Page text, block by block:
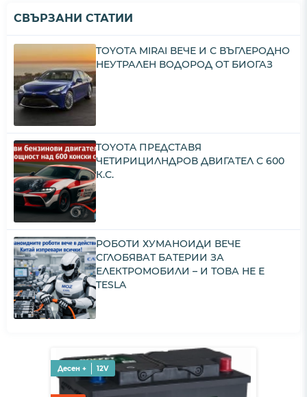
СВЪРЗАНИ СТАТИИ
TOYOTA MIRAI ВЕЧЕ И С ВЪГЛЕРОДНО
НЕУТРАЛЕН ВОДОРОД ОТ БИОГАЗ
TOYOTA ПРЕДСТАВЯ
ЧЕТИРИЦИЛНДРОВ ДВИГАТЕЛ С 600
К.С.
РОБОТИ ХУМАНОИДИ ВЕЧЕ
СГЛОБЯВАТ БАТЕРИИ ЗА
ЕЛЕКТРОМОБИЛИ – И ТОВА НЕ Е
TESLA
Десен + 12V